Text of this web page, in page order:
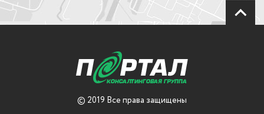
© 2019 Все права защищены